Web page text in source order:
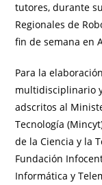
tutores, durante
Regionales de
fin de semana en
Para la
multidisciplinario
adscritos al
Tecnología
de la Ciencia y la
Fundación
Informática y